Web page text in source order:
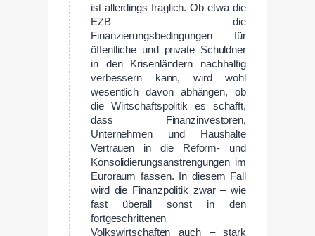
ist allerdings fraglich. Ob etwa die
EZB die
Finanzierungsbedingungen für
öffentliche und private Schuldner
in den Krisenländern nachhaltig
verbessern kann, wird wohl
wesentlich davon abhängen, ob
die Wirtschaftspolitik es schafft,
dass Finanzinvestoren,
Unternehmen und Haushalte
Vertrauen in die Reform- und
Konsolidierungsanstrengungen im
Euroraum fassen. In diesem Fall
wird die Finanzpolitik zwar – wie
fast überall sonst in den
fortgeschrittenen
Volkswirtschaften auch – stark